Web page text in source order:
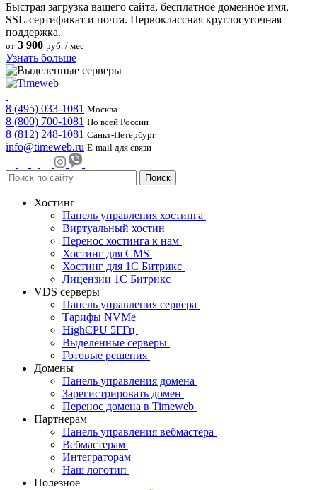
Быстрая загрузка вашего сайта, бесплатное доменное имя,
SSL-сертификат и почта. Первоклассная круглосуточная
поддержка.
от 3 900 руб. / мес
Узнать больше
8 (495) 033-1081 Москва
8 (800) 700-1081 По всей России
8 (812) 248-1081 Санкт-Петербург
info@timeweb.ru E-mail для связи
Поиск
Хостинг
Панель управления хостинга
Виртуальный хостин
Перенос хостинга к нам
Хостинг для CMS
Хостинг для 1C Битрикс
Лицензии 1С Битрикс
VDS серверы
Панель управления сервера
Тарифы NVMe
HighCPU 5ГГц
Выделенные серверы
Готовые решения
Домены
Панель управления домена
Зарегистрировать домен
Перенос домена в Timeweb
Партнерам
Панель управления вебмастера
Вебмастерам
Интеграторам
Наш логотип
Полезное